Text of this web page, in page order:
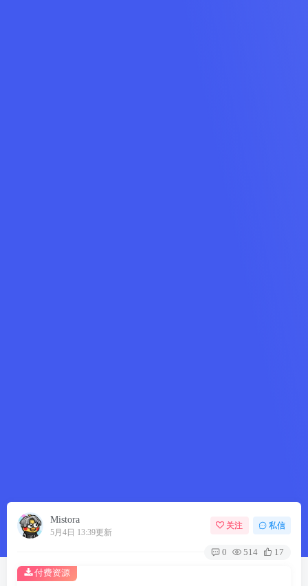
Mistora
5月4日 13:39更新
关注 私信
0 514 17
付费资源